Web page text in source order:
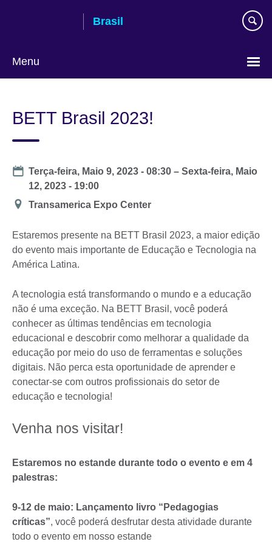
Brasil
Menu
language
BETT Brasil 2023!
Date
Terça-feira, Maio 9, 2023 - 08:30 –Sexta-feira, Maio
12, 2023 - 19:00
Location
Transamerica Expo Center
Estaremos presente na BETT Brasil 2023, a maior edição
do evento mais importante de Educação e Tecnologia na
América Latina.
A tecnologia está transformando o mundo e a educação
não é uma exceção. Na BETT Brasil, você poderá
conhecer as últimas tendências em tecnologia
educacional e descobrir como melhorar a qualidade da
educação por meio do uso de ferramentas e soluções
digitais. Não perca esta oportunidade de aprender e
conectar-se com outros profissionais do setor de
educação e tecnologia!
Venha nos visitar!
Estaremos no estande durante todo o evento e em 4
palestras:
9-12 de maio: Lançamento livro “Pedagogias
críticas”, você poderá desfrutar desta atividade durante
todo o evento em nosso estande